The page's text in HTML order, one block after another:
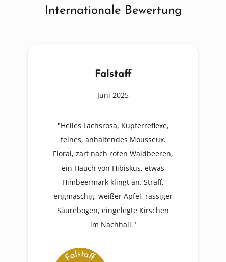
Internationale Bewertung
Falstaff
Juni 2025
"Helles Lachsrosa, Kupferreflexe,
feines, anhaltendes Mousseux.
Floral, zart nach roten Waldbeeren,
ein Hauch von Hibiskus, etwas
Himbeermark klingt an. Straff,
engmaschig, weißer Apfel, rassiger
Säurebogen, eingelegte Kirschen
im Nachhall."